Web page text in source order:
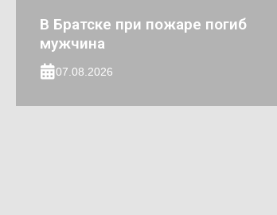
В Братске при пожаре погиб
мужчина
07.08.2026